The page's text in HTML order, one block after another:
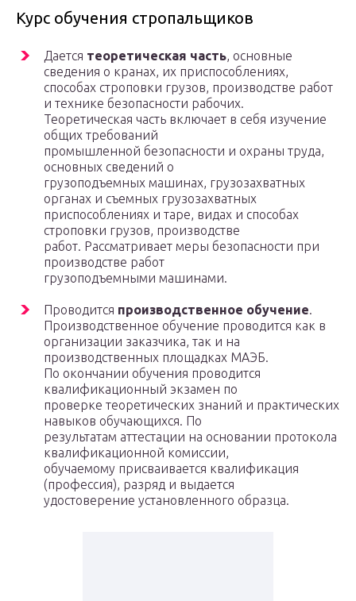
Курс обучения стропальщиков
Дается теоретическая часть, основные
сведения о кранах, их приспособлениях,
способах строповки грузов, производстве работ
и технике безопасности рабочих.
Теоретическая часть включает в себя изучение
общих требований
промышленной безопасности и охраны труда,
основных сведений о
грузоподъемных машинах, грузозахватных
органах и съемных грузозахватных
приспособлениях и таре, видах и способах
строповки грузов, производстве
работ. Рассматривает меры безопасности при
производстве работ
грузоподъемными машинами.
Проводится производственное обучение.
Производственное обучение проводится как в
организации заказчика, так и на
производственных площадках МАЭБ.
По окончании обучения проводится
квалификационный экзамен по
проверке теоретических знаний и практических
навыков обучающихся. По
результатам аттестации на основании протокола
квалификационной комиссии,
обучаемому присваивается квалификация
(профессия), разряд и выдается
удостоверение установленного образца.